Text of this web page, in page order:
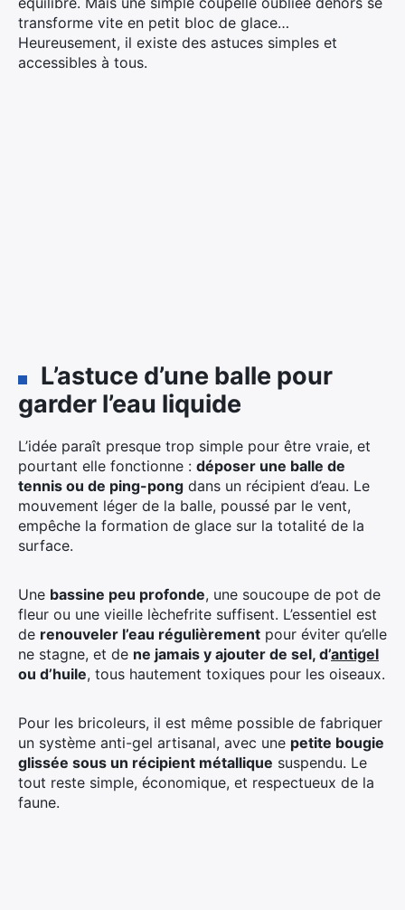
transforme vite en petit bloc de glace…
Heureusement, il existe des astuces simples et
accessibles à tous.
L’astuce d’une balle pour
garder l’eau liquide
L’idée paraît presque trop simple pour être vraie, et
pourtant elle fonctionne : déposer une balle de
tennis ou de ping-pong dans un récipient d’eau. Le
mouvement léger de la balle, poussé par le vent,
empêche la formation de glace sur la totalité de la
surface.
Une bassine peu profonde, une soucoupe de pot de
fleur ou une vieille lèchefrite suffisent. L’essentiel est
de renouveler l’eau régulièrement pour éviter qu’elle
ne stagne, et de ne jamais y ajouter de sel, d’antigel
ou d’huile, tous hautement toxiques pour les oiseaux.
Pour les bricoleurs, il est même possible de fabriquer
un système anti-gel artisanal, avec une petite bougie
glissée sous un récipient métallique suspendu. Le
tout reste simple, économique, et respectueux de la
faune.